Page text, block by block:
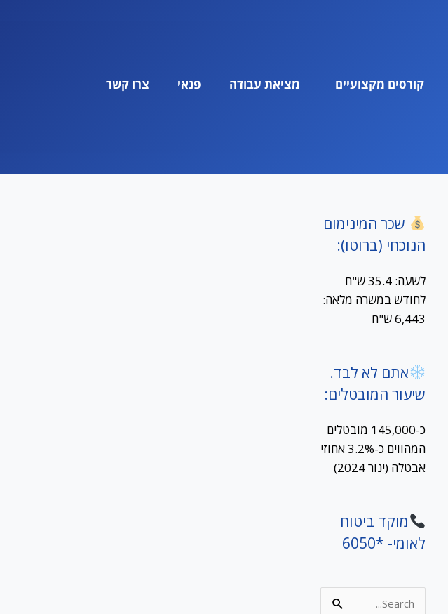
קורסים מקצועיים מציאת עבודה פנאי צרו קשר
שכר המינימום
הנוכחי (ברוטו):
לשעה: 35.4 ש"ח
לחודש במשרה מלאה:
6,443 ש"ח
אתם לא לבד.
שיעור המובטלים:
כ-145,000 מובטלים
המהווים כ-3.2% אחוזי
אבטלה (ינור 2024)
מוקד ביטוח
לאומי- *6050
Search